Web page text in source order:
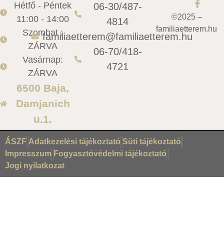
Hétfő - Péntek
11:00 - 14:00
Szombat :
ZÁRVA
Vasárnap:
ZÁRVA
6500 Baja,
Damjanich
u.1.
06-30/487-
4814
familiaetterem@familiaetterem.hu
06-70/418-
4721
©2025 –
familiaetterem.hu
ÁSZF Adatkezelési tájékoztató Süti tájékoztató
Impresszum Fogyasztóvédelmi tájékoztató
Jogi nyilatkozat